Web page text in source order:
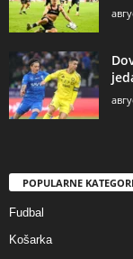
POPULARNE
Fudbal
Košarka